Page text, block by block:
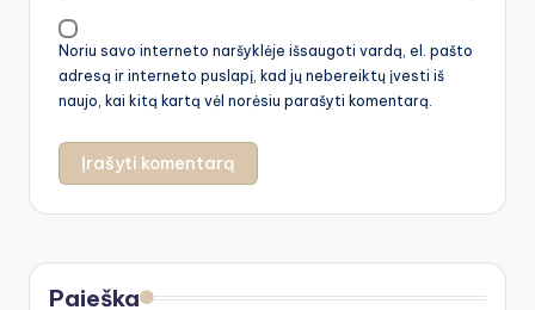
Noriu savo interneto naršyklėje išsaugoti vardą, el. pašto
adresą ir interneto puslapį, kad jų nebereiktų įvesti iš
naujo, kai kitą kartą vėl norėsiu parašyti komentarą.
Paieška